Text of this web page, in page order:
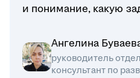
и понимание, какую
Ангелина
руководитель
консультант по